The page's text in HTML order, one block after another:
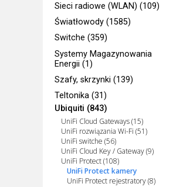
Sieci radiowe (WLAN) (109)
Światłowody (1585)
Switche (359)
Systemy Magazynowania
Energii (1)
Szafy, skrzynki (139)
Teltonika (31)
Ubiquiti (843)
UniFi Cloud Gateways (15)
UniFi rozwiązania Wi-Fi (51)
UniFi switche (56)
UniFi Cloud Key / Gateway (9)
UniFi Protect (108)
UniFi Protect kamery
UniFi Protect rejestratory (8)